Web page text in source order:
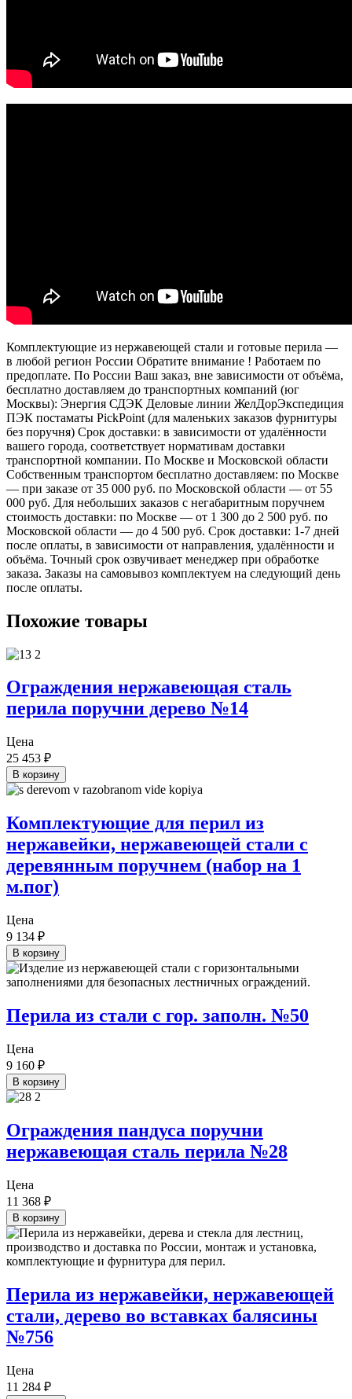
Комплектующие из нержавеющей стали и готовые перила —
в любой регион России Обратите внимание ! Работаем по
предоплате. По России Ваш заказ, вне зависимости от объёма,
бесплатно доставляем до транспортных компаний (юг
Москвы): Энергия СДЭК Деловые линии ЖелДорЭкспедиция
ПЭК постаматы PickPoint (для маленьких заказов фурнитуры
без поручня) Срок доставки: в зависимости от удалённости
вашего города, соответствует нормативам доставки
транспортной компании. По Москве и Московской области
Собственным транспортом бесплатно доставляем: по Москве
— при заказе от 35 000 руб. по Московской области — от 55
000 руб. Для небольших заказов с негабаритным поручнем
стоимость доставки: по Москве — от 1 300 до 2 500 руб. по
Московской области — до 4 500 руб. Срок доставки: 1-7 дней
после оплаты, в зависимости от направления, удалённости и
объёма. Точный срок озвучивает менеджер при обработке
заказа. Заказы на самовывоз комплектуем на следующий день
после оплаты.
Похожие товары
Ограждения нержавеющая сталь
перила поручни дерево №14
Цена
25 453 ₽
В корзину
Комплектующие для перил из
нержавейки, нержавеющей стали с
деревянным поручнем (набор на 1
м.пог)
Цена
9 134 ₽
В корзину
Перила из стали с гор. заполн. №50
Цена
9 160 ₽
В корзину
Ограждения пандуса поручни
нержавеющая сталь перила №28
Цена
11 368 ₽
В корзину
Перила из нержавейки, нержавеющей
стали, дерево во вставках балясины
№756
Цена
11 284 ₽